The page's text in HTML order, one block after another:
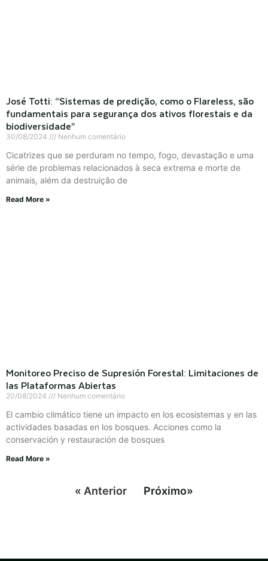
José Totti: “Sistemas de predição, como o Flareless, são
fundamentais para segurança dos ativos florestais e da
biodiversidade”
30/08/2024 Nenhum comentário
Cicatrizes que se perduram no tempo, fogo, devastação e uma
série de problemas relacionados à seca extrema e morte de
animais, além da destruição de
Read More »
Monitoreo Preciso de Supresión Forestal: Limitaciones de
las Plataformas Abiertas
20/08/2024 Nenhum comentário
El cambio climático tiene un impacto en los ecosistemas y en las
actividades basadas en los bosques. Acciones como la
conservación y restauración de bosques
Read More »
« Anterior Próximo»